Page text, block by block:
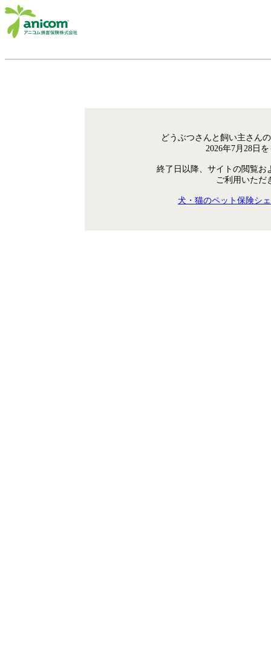
どうぶつさんと飼い主さん
2026年7月28日
終了日以降、サイトの閲覧お
ご利用いただ
犬・猫のペット保険シ